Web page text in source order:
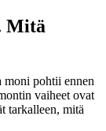
Mitä
pohtii ennen
vaiheet ovat
tarkalleen, mitä